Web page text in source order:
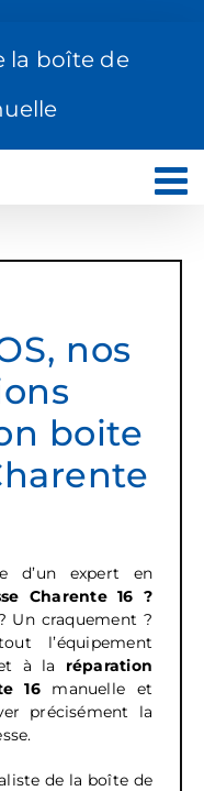
la boîte de
nos
boite
d’un expert en
Charente 16 ?
Un craquement ?
l’équipement
à la réparation
16manuelle et
précisément la
de la boîte de